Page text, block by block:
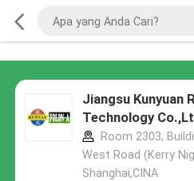
Jiangsu Kunyuan
Technology
Room 2303,
West Road (Kerry
Shanghai,CINA